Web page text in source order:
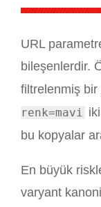
URL
bileşenlerdir.
filtrelenmiş bir
renk=mavi
bu kopyalar
En büyük
varyant